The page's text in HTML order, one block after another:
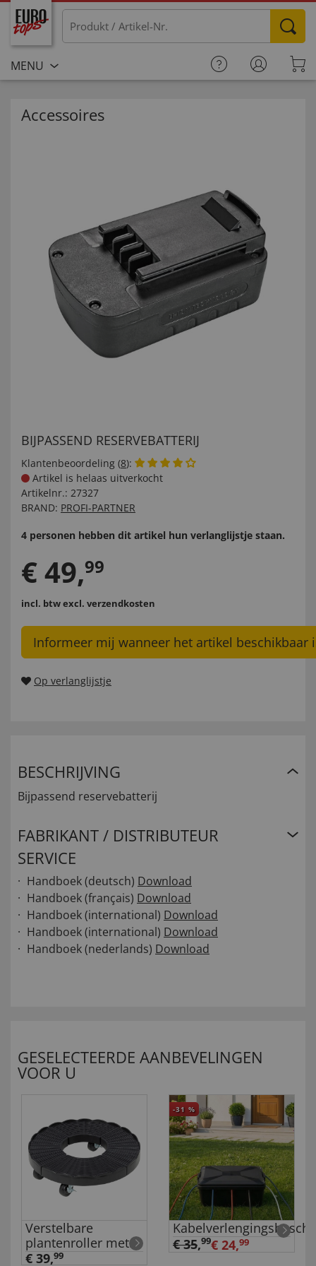
MENU
Accessoires
BIJPASSEND RESERVEBATTERIJ
Klantenbeoordeling (8):
Artikel is helaas uitverkocht
Artikelnr.: 27327
BRAND: PROFI-PARTNER
4 personen hebben dit artikel hun verlanglijstje staan.
€49,99
incl. btwexcl. verzendkosten
Informeer mij wanneer het artikel beschikbaar
Op verlanglijstje
BESCHRIJVING
Bijpassend reservebatterij
FABRIKANT / DISTRIBUTEUR
SERVICE
Handboek (deutsch) Download
Handboek (français) Download
Handboek (international) Download
Handboek (international) Download
Handboek (nederlands) Download
GESELECTEERDE AANBEVELINGEN
VOOR U
Verstelbare
plantenroller met
remmen
€ 39,99
-31 %
€ 35,99€ 24,99